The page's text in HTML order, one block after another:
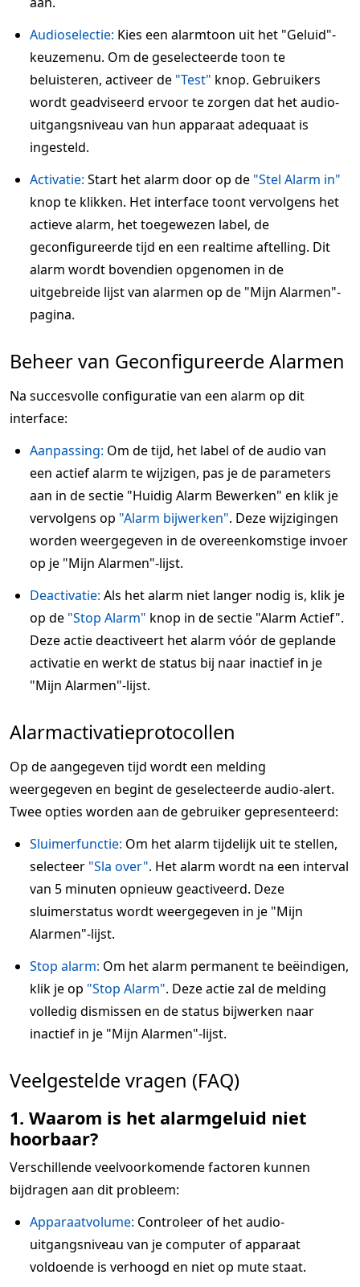
Audioselectie: Kies een alarmtoon uit het "Geluid"-
keuzemenu. Om de geselecteerde toon te
beluisteren, activeer de "Test" knop. Gebruikers
wordt geadviseerd ervoor te zorgen dat het audio-
uitgangsniveau van hun apparaat adequaat is
ingesteld.
Activatie: Start het alarm door op de "Stel Alarm in"
knop te klikken. Het interface toont vervolgens het
actieve alarm, het toegewezen label, de
geconfigureerde tijd en een realtime aftelling. Dit
alarm wordt bovendien opgenomen in de
uitgebreide lijst van alarmen op de "Mijn Alarmen"-
pagina.
Beheer van Geconfigureerde Alarmen
Na succesvolle configuratie van een alarm op dit
interface:
Aanpassing: Om de tijd, het label of de audio van
een actief alarm te wijzigen, pas je de parameters
aan in de sectie "Huidig Alarm Bewerken" en klik je
vervolgens op "Alarm bijwerken". Deze wijzigingen
worden weergegeven in de overeenkomstige invoer
op je "Mijn Alarmen"-lijst.
Deactivatie: Als het alarm niet langer nodig is, klik je
op de "Stop Alarm" knop in de sectie "Alarm Actief".
Deze actie deactiveert het alarm vóór de geplande
activatie en werkt de status bij naar inactief in je
"Mijn Alarmen"-lijst.
Alarmactivatieprotocollen
Op de aangegeven tijd wordt een melding
weergegeven en begint de geselecteerde audio-alert.
Twee opties worden aan de gebruiker gepresenteerd:
Sluimerfunctie: Om het alarm tijdelijk uit te stellen,
selecteer "Sla over". Het alarm wordt na een interval
van 5 minuten opnieuw geactiveerd. Deze
sluimerstatus wordt weergegeven in je "Mijn
Alarmen"-lijst.
Stop alarm: Om het alarm permanent te beëindigen,
klik je op "Stop Alarm". Deze actie zal de melding
volledig dismissen en de status bijwerken naar
inactief in je "Mijn Alarmen"-lijst.
Veelgestelde vragen (FAQ)
1. Waarom is het alarmgeluid niet
hoorbaar?
Verschillende veelvoorkomende factoren kunnen
bijdragen aan dit probleem:
Apparaatvolume: Controleer of het audio-
uitgangsniveau van je computer of apparaat
voldoende is verhoogd en niet op mute staat.